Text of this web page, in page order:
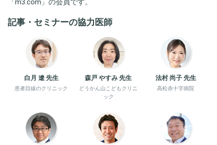
「m3.com 」の会員です。
記事・セミナーの協力医師
白月 遼 先生
患者目線のクリニック
森戸 やすみ 先生
どうかん山こどもクリニ
ック
法村 尚子 先生
高松赤十字病院